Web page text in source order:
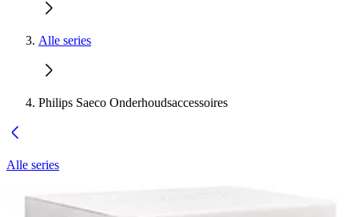
Alle series
Philips Saeco Onderhoudsaccessoires
Alle series